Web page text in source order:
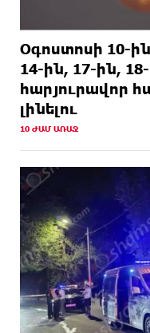
Օգոստոսի 10-
14-ին, 17-ին,
հարյուրավոր
լինելու
10 ԺԱՄ ԱՌԱՋ